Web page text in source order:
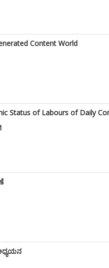
Content World
Status of Labours of Daily